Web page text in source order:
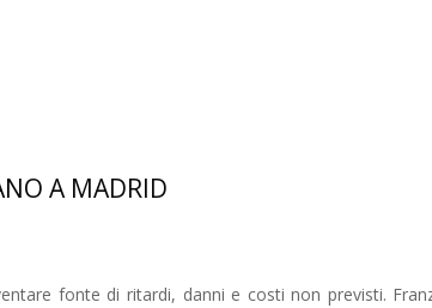
A MADRID
fonte di ritardi, danni e costi non previsti.